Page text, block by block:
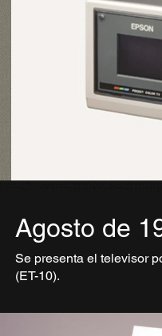
Agosto de
Se presenta el televisor
(ET-10).